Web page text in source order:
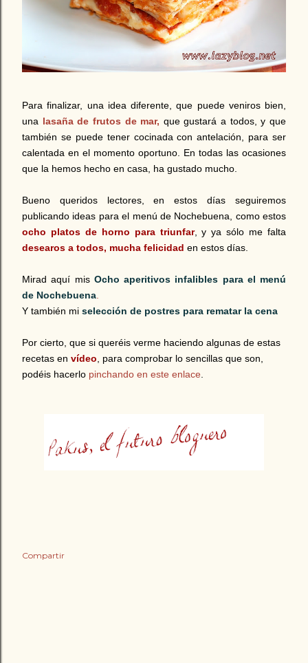
Para finalizar, una idea diferente, que puede veniros bien,
una lasaña de frutos de mar, que gustará a todos, y que
también se puede tener cocinada con antelación, para ser
calentada en el momento oportuno. En todas las ocasiones
que la hemos hecho en casa, ha gustado mucho.
Bueno queridos lectores, en estos días seguiremos
publicando ideas para el menú de Nochebuena, como estos
ocho platos de horno para triunfar, y ya sólo me falta
desearos a todos, mucha felicidad en estos días.
Mirad aquí mis Ocho aperitivos infalibles para el menú
de Nochebuena
Y también mi selección de postres para rematar la cena
Por cierto, que si queréis verme haciendo algunas de estas
recetas en vídeo , para comprobar lo sencillas que son,
podéis hacerlo pinchando en este enlace
Compartir